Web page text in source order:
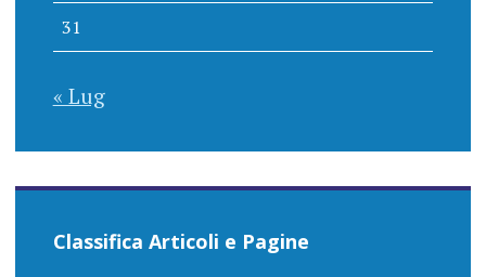
31
« Lug
Classifica Articoli e Pagine